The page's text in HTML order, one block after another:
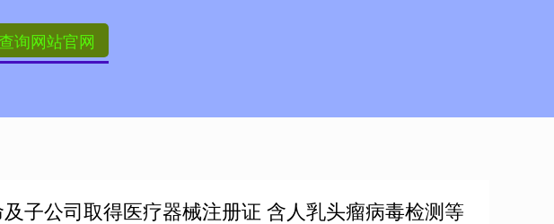
询网站官网
子公司取得医疗器械注册证 含人乳头瘤病毒检测等